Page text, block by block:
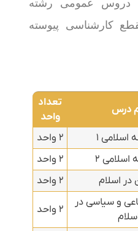
دروس عمومی رشته
کارشناسی پیوسته
درس
تعداد
واحد
اسلامی ۱
۲ واحد
اسلامی ۲
۲ واحد
در اسلام
۲ واحد
و سیاسی در
۲ واحد